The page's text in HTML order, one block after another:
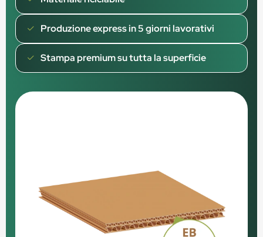
Produzione express in 5 giorni lavorativi
Stampa premium su tutta la superficie